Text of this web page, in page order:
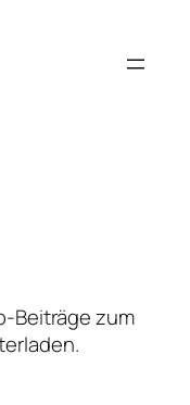
Beiträge zum